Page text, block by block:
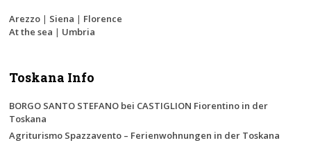
Arezzo | Siena | Florence
At the sea | Umbria
Toskana Info
BORGO SANTO STEFANO bei CASTIGLION Fiorentino in der
Toskana
Agriturismo Spazzavento – Ferienwohnungen in der Toskana